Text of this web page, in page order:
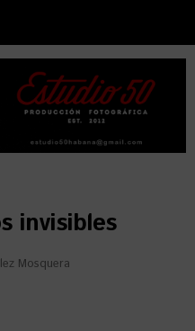
invisibles
Mosquera